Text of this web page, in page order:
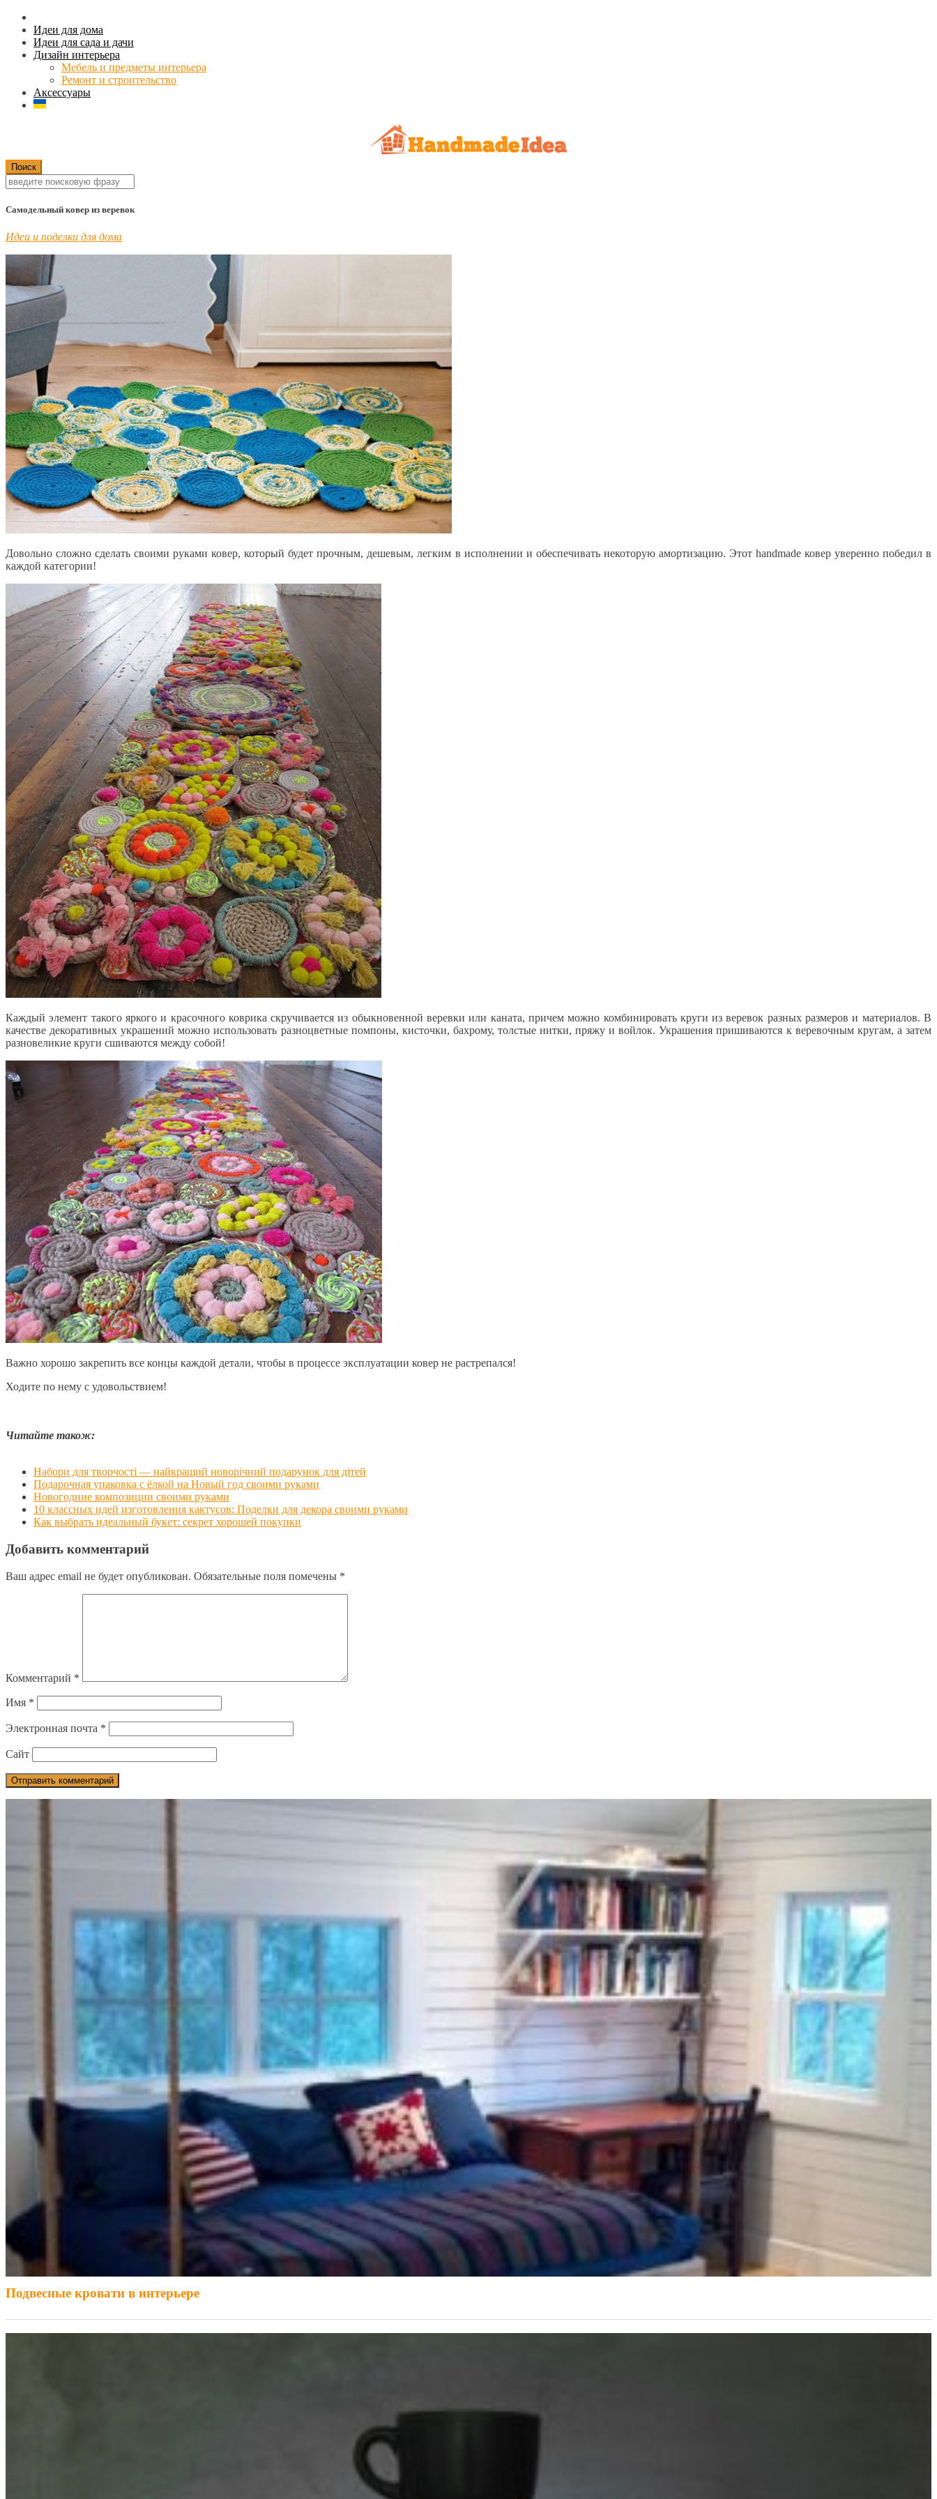
Идеи для дома
Идеи для сада и дачи
Дизайн интерьера
Мебель и предметы интерьера
Ремонт и строительство
Аксессуары
Самодельный ковер из веревок
Идеи и поделки для дома
Довольно сложно сделать своими руками ковер, который будет прочным, дешевым, легким в исполнении и обеспечивать некоторую амортизацию. Этот handmade ковер уверенно победил в
каждой категории!
Каждый элемент такого яркого и красочного коврика скручивается из обыкновенной веревки или каната, причем можно комбинировать круги из веревок разных размеров и материалов. В
качестве декоративных украшений можно использовать разноцветные помпоны, кисточки, бахрому, толстые нитки, пряжу и войлок. Украшения пришиваются к веревочным кругам, а затем
разновеликие круги сшиваются между собой!
Важно хорошо закрепить все концы каждой детали, чтобы в процессе эксплуатации ковер не растрепался!
Ходите по нему с удовольствием!
Читайте також:
Набори для творчості — найкращий новорічний подарунок для дітей
Подарочная упаковка с ёлкой на Новый год своими руками
Новогодние композиции своими руками
10 классных идей изготовления кактусов: Поделки для декора своими руками
Как выбрать идеальный букет: секрет хорошей покупки
Добавить комментарий
Ваш адрес email не будет опубликован. Обязательные поля помечены *
Комментарий *
Имя *
Электронная почта *
Сайт
Подвесные кровати в интерьере